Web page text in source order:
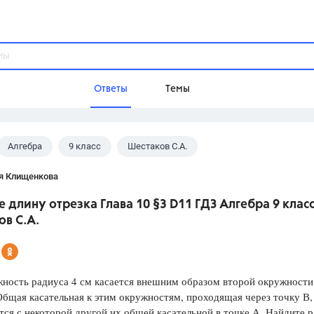
Ответы Темы
Домашнее задание
Школа
Учебники
Разумовская М.М., Габриелян
Алгебра 9 класс Шестаков С.А.
Клищенкова
длину отрезка Глава 10 §3 D11 ГДЗ Алгебра 9 класс
С.А.
радиуса 4 см касается внешним образом второй
касательная к этим окружностям, проходящая через точку В,